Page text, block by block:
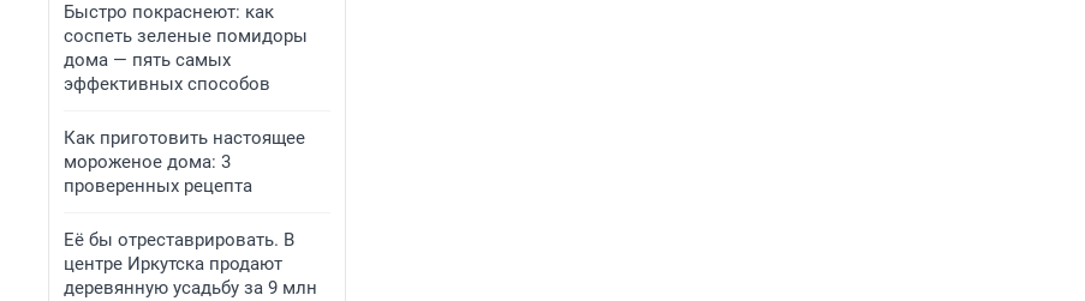
Быстро покраснеют: как
соспеть зеленые помидоры
дома — пять самых
эффективных способов
Как приготовить настоящее
мороженое дома: 3
проверенных рецепта
Её бы отреставрировать. В
центре Иркутска продают
деревянную усадьбу за 9 млн